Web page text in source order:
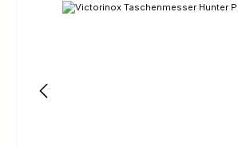
Bildergalerie überspringen